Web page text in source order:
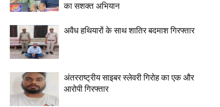
का सशक्त अभियान
अवैध हथियारों के साथ शातिर बदमाश गिरफ्तार
अंतरराष्ट्रीय साइबर स्लेवरी गिरोह का एक और
आरोपी गिरफ्तार